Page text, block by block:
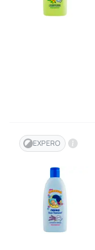
EXPERO